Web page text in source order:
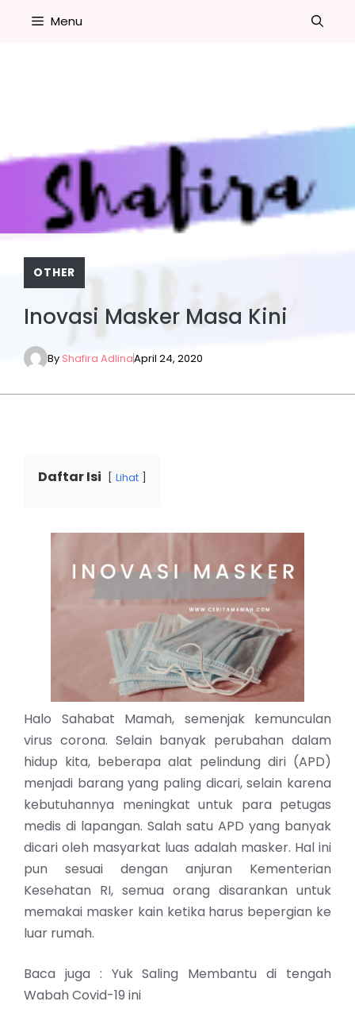
Menu
OTHER
Inovasi Masker Masa Kini
ByShafira AdlinaApril 24, 2020
Daftar Isi Lihat
Halo Sahabat Mamah, semenjak kemunculan
virus corona. Selain banyak perubahan dalam
hidup kita, beberapa alat pelindung diri (APD)
menjadi barang yang paling dicari, selain karena
kebutuhannya meningkat untuk para petugas
medis di lapangan. Salah satu APD yang banyak
dicari oleh masyarkat luas adalah masker. Hal ini
pun sesuai dengan anjuran Kementerian
Kesehatan RI, semua orang disarankan untuk
memakai masker kain ketika harus bepergian ke
luar rumah.
Baca juga : Yuk Saling Membantu di tengah
Wabah Covid-19 ini